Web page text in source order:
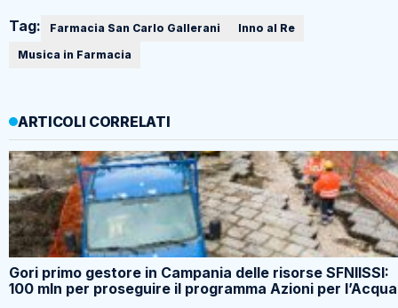
Tag: Farmacia San Carlo Gallerani
Inno al Re
Musica in Farmacia
ARTICOLI CORRELATI
Gori primo gestore in Campania delle risorse SFNIISSI:
100 mln per proseguire il programma Azioni per l’Acqua